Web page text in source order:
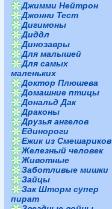
Джимми Нейтрон
Джонни Тест
Дигимоны
Диддл
Динозавры
Для малышей
Для самых
маленьких
Доктор Плюшева
Домашние птицы
Дональд Дак
Драконы
Друзья ангелов
Единороги
Ежик из Смешариков
Железный человек
Животные
Заботливые мишки
Зайцы
Зак Шторм супер
пират